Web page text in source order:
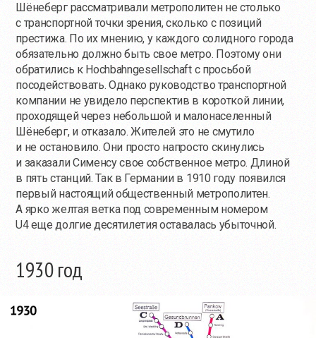
Шёнеберг рассматривали метрополитен не столько
с транспортной точки зрения, сколько с позиций
престижа. По их мнению, у каждого солидного города
обязательно должно быть свое метро. Поэтому они
обратились к Hochbahngesellschaft с просьбой
посодействовать. Однако руководство транспортной
компании не увидело перспектив в короткой линии,
проходящей через небольшой и малонаселенный
Шёнеберг, и отказало. Жителей это не смутило
и не остановило. Они просто напросто скинулись
и заказали Сименсу свое собственное метро. Длиной
в пять станций. Так в Германии в 1910 году появился
первый настоящий общественный метрополитен.
А ярко желтая ветка под современным номером
U4 еще долгие десятилетия оставалась убыточной.
1930 год